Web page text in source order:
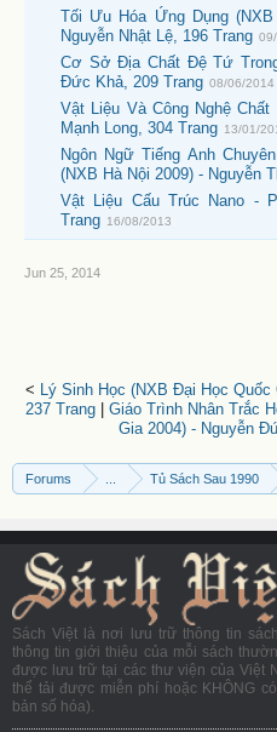
Tối Ưu Hóa Ứng Dụng
Nguyễn Nhật Lệ, 196 Trang
Cơ Sở Địa Chất Đệ Tứ
Đức Khả, 209 Trang 08/06/2014
Vật Liệu Và Công Nghệ
Mạnh Long, 304 Trang 13/01/
Ngôn Ngữ Tiếng Anh
(NXB Hà Nội 2009) - Nguyễn
Vật Liệu Cấu Trúc Nano -
Trang 16/08/2013
Jun 25, 2014
< Lý Sinh Học (NXB Đại Học
237 Trang| Giáo Trình Nhân Trắc
Gia 2004) - Nguyễn
Forums Tủ Sách Sau 1990
Sách Việt là nơi lưu trữ thông tin
thông tin giới thiệu của mỗi sách
được lưu trữ tại các thư viện của Việt
thể tải được miễn phí hoặc KHÔNG
bản số hóa).